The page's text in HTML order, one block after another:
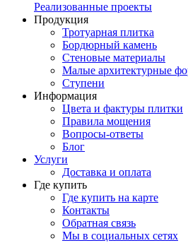
Реализованные проекты
Продукция
Тротуарная плитка
Бордюрный камень
Стеновые материалы
Малые архитектурные
Ступени
Информация
Цвета и фактуры плитки
Правила мощения
Вопросы-ответы
Блог
Услуги
Доставка и оплата
Где купить
Где купить на карте
Контакты
Обратная связь
Мы в социальных сетях